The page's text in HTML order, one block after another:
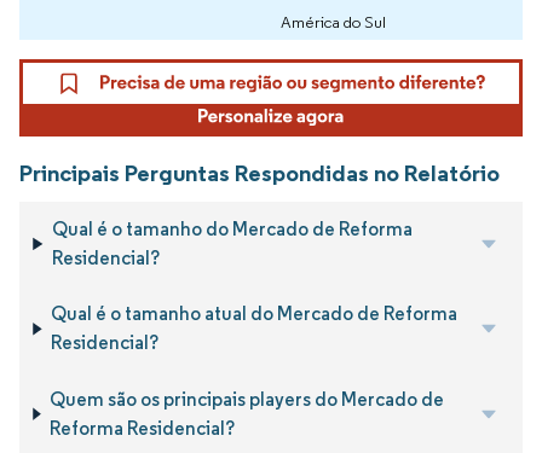
América do Sul
Principais Perguntas Respondidas no Relatório
Qual é o tamanho do Mercado de Reforma
Residencial?
Qual é o tamanho atual do Mercado de Reforma
Residencial?
Quem são os principais players do Mercado de
Reforma Residencial?